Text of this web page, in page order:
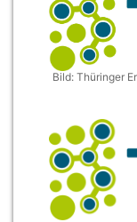
Bild: Thüringer